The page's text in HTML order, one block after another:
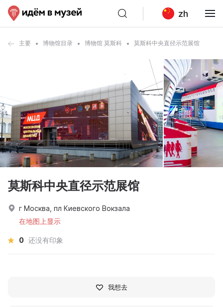
zh
主要 博物馆目录 博物馆 莫斯科 莫斯科中央直径示范展馆
莫斯科中央直径示范展馆
г Москва, пл Киевского Вокзала
在地图上显示
0 还没有印象
我想去